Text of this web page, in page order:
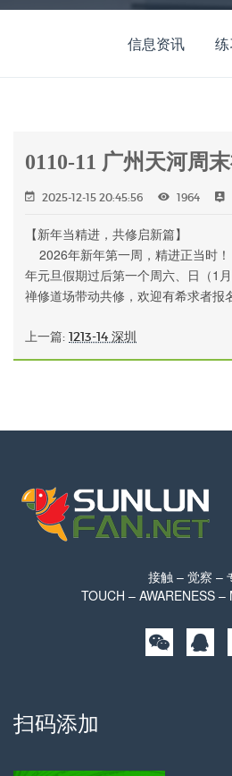
信息资讯
0110-11 广州天河周末
2025-12-15 20:45:56 1964
【新年当精进，共修启新篇】
2026年新年第一周，精进正当时
年元旦假期过后第一个周六、日（1
禅修道场带动共修，欢迎有希求者报
上一篇: 1213-14 深圳
接触 – 觉察 –
TOUCH – AWARENESS
扫码添加